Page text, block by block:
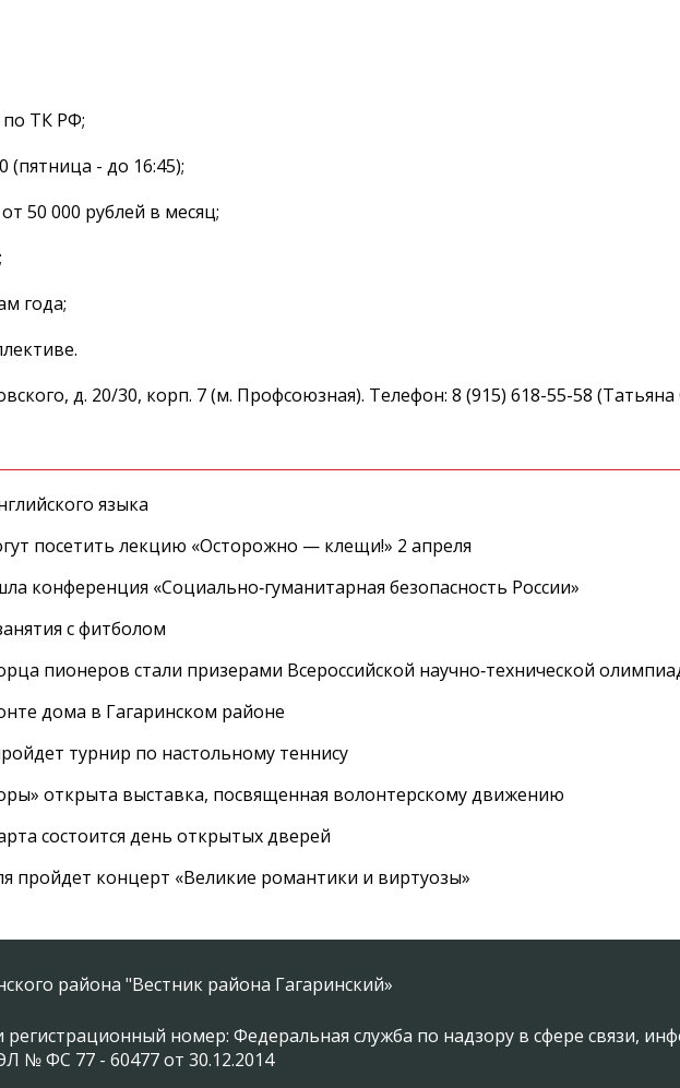
по ТК РФ;
(пятница - до 16:45);
50 000 рублей в месяц;
года;
д. 20/30, корп. 7 (м. Профсоюзная). Телефон: 8 (915) 618-55-58 (Татьяна
языка
посетить лекцию «Осторожно — клещи!» 2 апреля
конференция «Социально‑гуманитарная безопасность России»
с фитболом
пионеров стали призерами Всероссийской научно‑технической
дома в Гагаринском районе
турнир по настольному теннису
открыта выставка, посвященная волонтерскому движению
состоится день открытых дверей
пройдет концерт «Великие романтики и виртуозы»
района "Вестник района Гагаринский»
регистрационный номер: Федеральная служба по надзору в сфере связи,
№ ФС 77 - 60477 от 30.12.2014